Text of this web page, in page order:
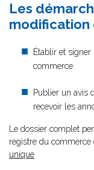
Les
modification
Établir et signer
commerce.
Publier un avis
recevoir les
Le dossier complet
registre du commerce
unique